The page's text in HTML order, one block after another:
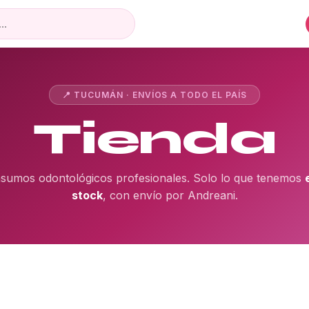
📍 TUCUMÁN · ENVÍOS A TODO EL PAÍS
Tienda
odontológicos profesionales. Solo lo que tenemos
stock, con envío por Andreani.